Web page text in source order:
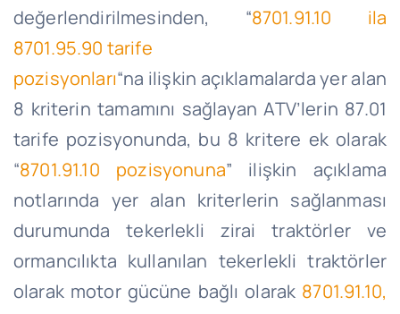
değerlendirilmesinden, “8701.91.10 ila
8701.95.90 tarife
pozisyonları“na ilişkin açıklamalarda yer alan
8 kriterin tamamını sağlayan ATV’lerin 87.01
tarife pozisyonunda, bu 8 kritere ek olarak
“8701.91.10 pozisyonuna” ilişkin açıklama
notlarında yer alan kriterlerin sağlanması
durumunda tekerlekli zirai traktörler ve
ormancılıkta kullanılan tekerlekli traktörler
olarak motor gücüne bağlı olarak 8701.91.10,